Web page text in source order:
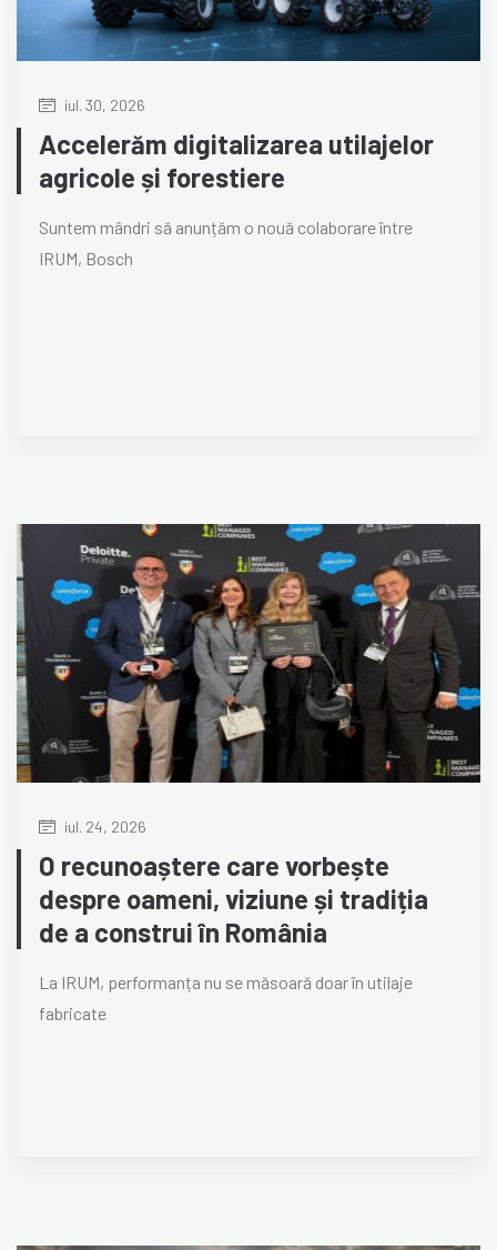
iul. 30, 2026
Accelerăm digitalizarea utilajelor
agricole și forestiere
Suntem mândri să anunțăm o nouă colaborare între
IRUM, Bosch
iul. 24, 2026
O recunoaștere care vorbește
despre oameni, viziune și tradiția
de a construi în România
La IRUM, performanța nu se măsoară doar în utilaje
fabricate